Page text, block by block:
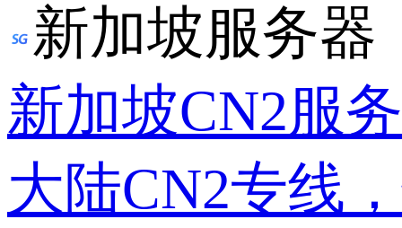
新加坡服务器
新加坡CN2服
大陆CN2专线